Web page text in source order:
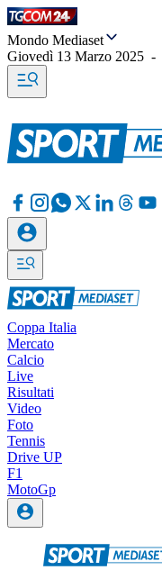
Mondo Mediaset
Giovedì 13 Marzo 2025 -
Coppa Italia
Mercato
Calcio
Live
Risultati
Video
Foto
Tennis
Drive UP
F1
MotoGp